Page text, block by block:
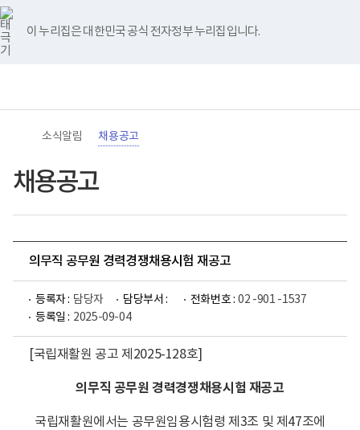
바
로
가
기
메
이 누리집은 대한민국 공식 전자정부 누리집입니다.
너
비
767px
이
하
영
검
메
홈
소식알림 채용공고
채용공고
의무직 공무원 경력경쟁채용시험 재공고
등록자 : 담당자 담당부서 : 전화번호 : 02 -901 -1537
등록일 : 2025-09-04
[국립재활원 공고 제2025-128호]
의무직 공무원 경력경쟁채용시험 재공고
국립재활원에서는 공무원임용시험령 제3조 및 제47조에
유
튜
브
블
로
그
인
스
타
그
램
페
이
스
북